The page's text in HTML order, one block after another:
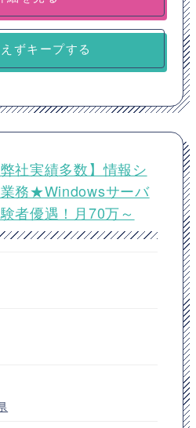
ずキープする
社実績多数】情報シ
務★Windowsサーバ
者優遇！月70万～